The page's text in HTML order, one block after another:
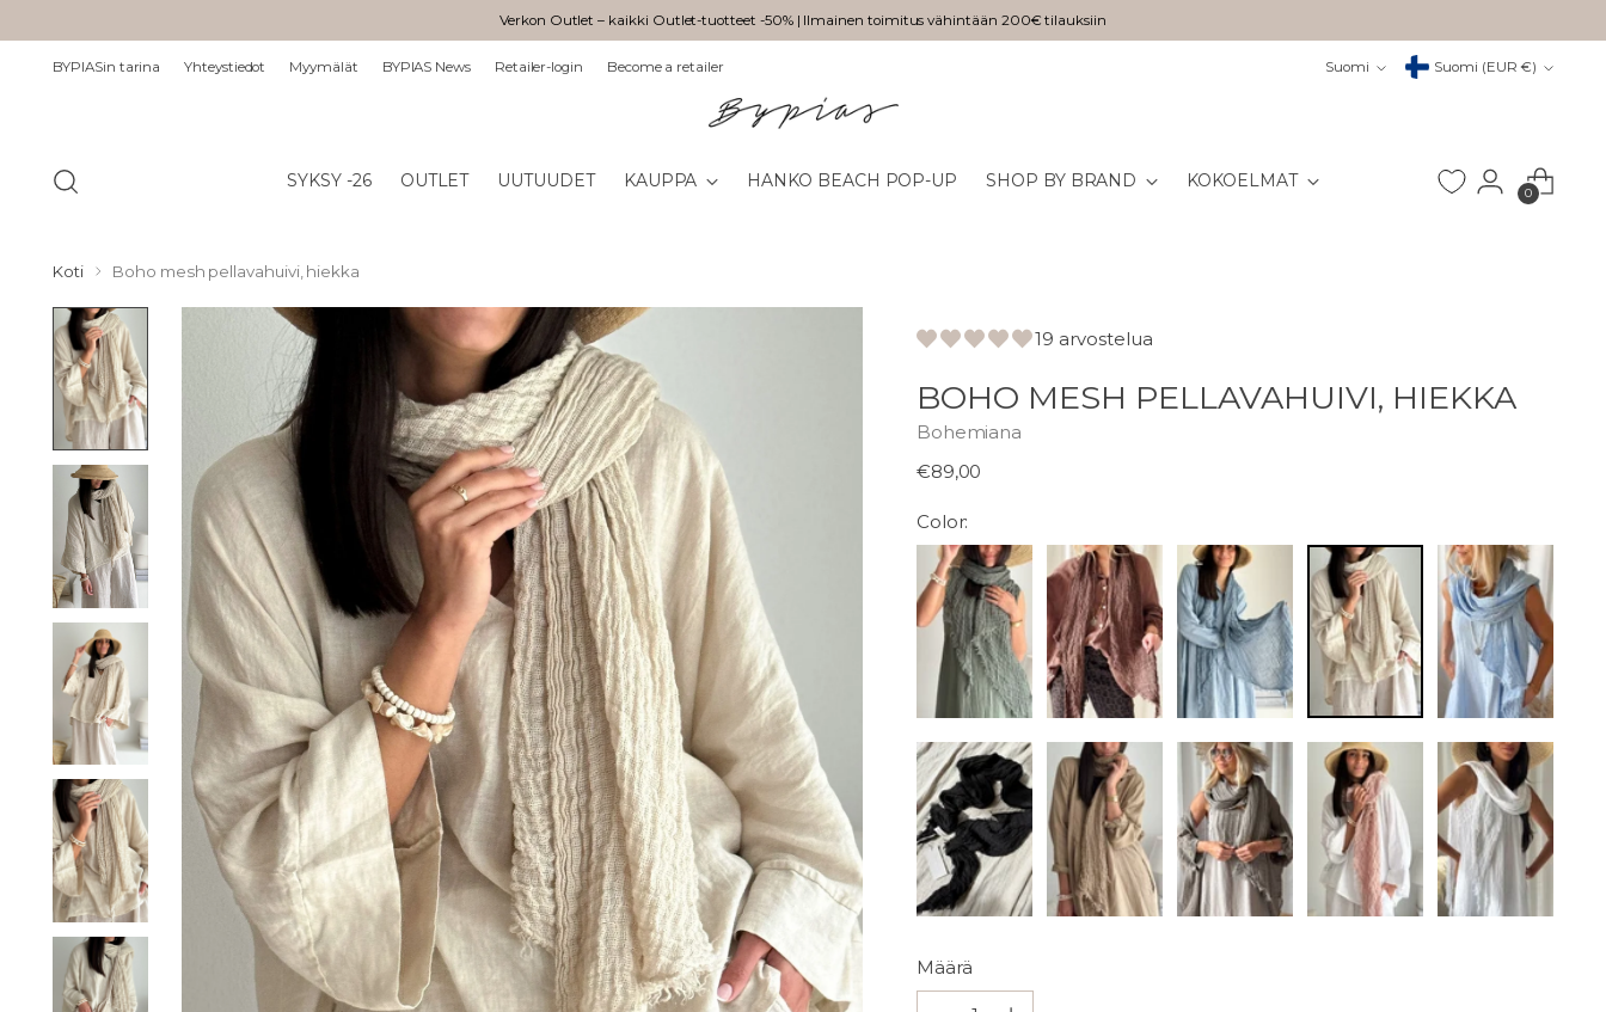
Verkon Outlet – kaikki Outlet-tuotteet -50% | Ilmainen toimitus vähintään 200€ tilauksiin
BYPIASin tarina Yhteystiedot Myymälät BYPIAS News Retailer-login Become a retailer Suomi Valuutta Suomi (EUR €)
SYKSY -26 OUTLET UUTUUDET KAUPPA HANKO BEACH POP-UP SHOP BY BRAND KOKOELMAT
0
Koti Boho mesh pellavahuivi, hiekka
19 arvostelua
BOHO MESH PELLAVAHUIVI, HIEKKA
Bohemiana
Normaali
€89,00
Color:
Määrä